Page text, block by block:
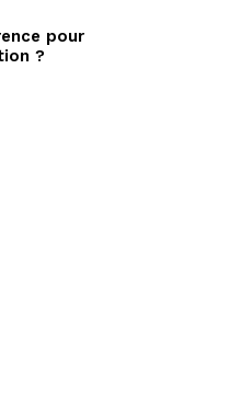
pour
?